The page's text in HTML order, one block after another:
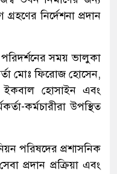
নির্দেশনা প্রদান
সময় ভালুকা
মোঃ ফিরোজ হোসেন,
ইকবাল হোসাইন এবং
কর্মচারীরা উপস্থিত
পরিষদের প্রশাসনিক
প্রদান প্রক্রিয়া এবং